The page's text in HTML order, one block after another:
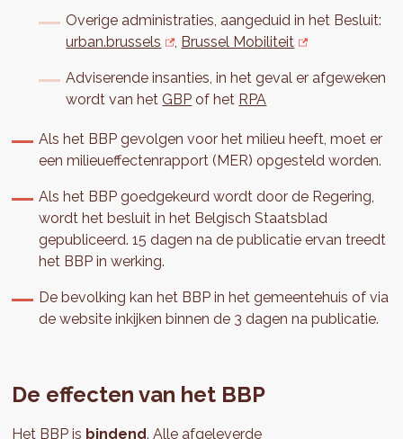
Overige administraties, aangeduid in het Besluit:
urban.brussels
Brussel Mobiliteit
Adviserende insanties, in het geval er afgeweken
wordt van het GBP of het RPA
Als het BBP gevolgen voor het milieu heeft, moet er
een milieueffectenrapport (MER) opgesteld worden.
Als het BBP goedgekeurd wordt door de Regering,
wordt het besluit in het Belgisch Staatsblad
gepubliceerd. 15 dagen na de publicatie ervan treedt
het BBP in werking.
De bevolking kan het BBP in het gemeentehuis of via
de website inkijken binnen de 3 dagen na publicatie.
De effecten van het BBP
Het BBP is bindend. Alle afgeleverde